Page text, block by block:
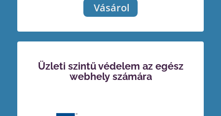
Vásárol
Üzleti szintű védelem az egész
webhely számára